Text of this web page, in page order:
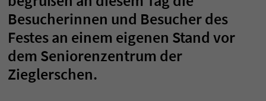
Besucherinnen und Besucher des
Festes an einem eigenen Stand vor
dem Seniorenzentrum der
Zieglerschen.